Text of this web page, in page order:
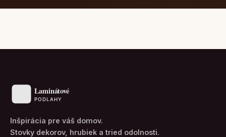
Inšpirácia pre váš domov.
Stovky dekorov, hrubiek a tried odolnosti.